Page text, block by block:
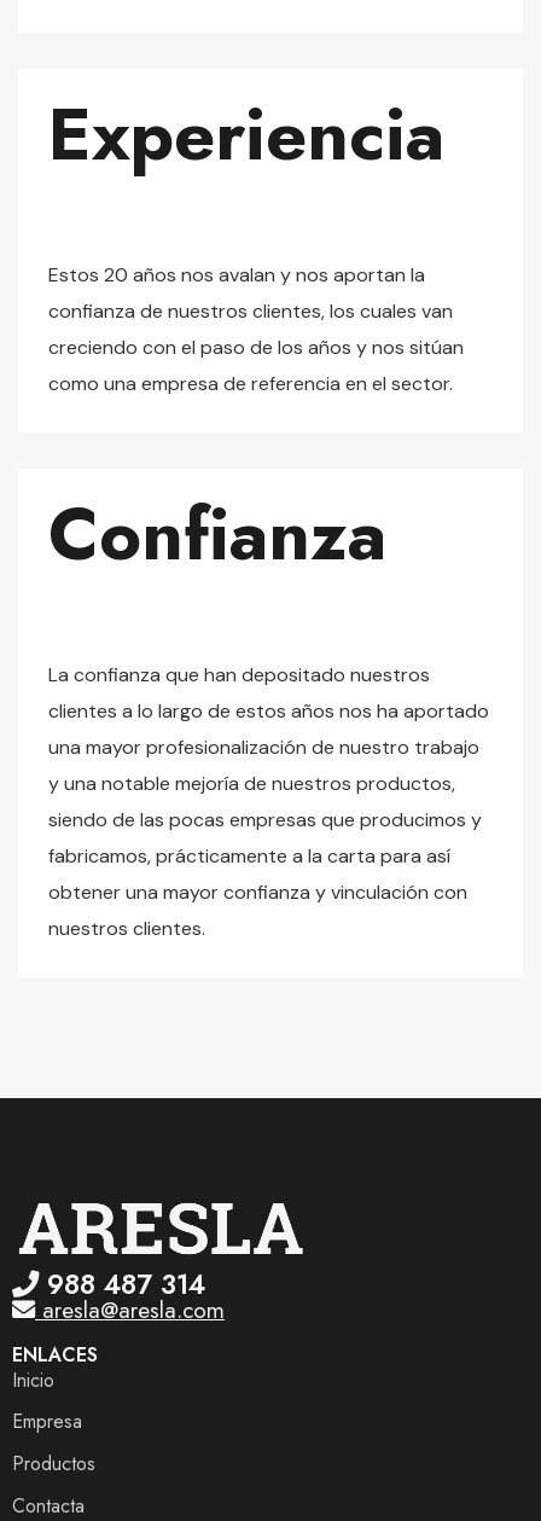
Experiencia
Estos 20 años nos avalan y nos aportan la
confianza de nuestros clientes, los cuales van
creciendo con el paso de los años y nos sitúan
como una empresa de referencia en el sector.
Confianza
La confianza que han depositado nuestros
clientes a lo largo de estos años nos ha aportado
una mayor profesionalización de nuestro trabajo
y una notable mejoría de nuestros productos,
siendo de las pocas empresas que producimos y
fabricamos, prácticamente a la carta para así
obtener una mayor confianza y vinculación con
nuestros clientes.
988 487 314
aresla@aresla.com
ENLACES
Inicio
Empresa
Productos
Contacta